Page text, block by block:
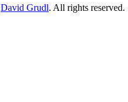
David Grudl. All rights reserved.